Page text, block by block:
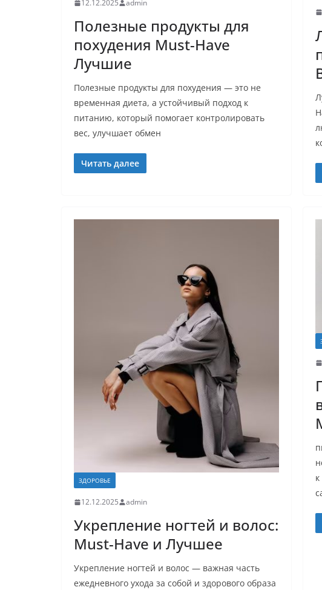
12.12.2025 admin
Полезные продукты для
похудения Must-Have
Лучшие
Полезные продукты для похудения — это не
временная диета, а устойчивый подход к
питанию, который помогает контролировать
вес, улучшает обмен
Читать далее
ЗДОРОВЬЕ
12.12.2025 admin
Укрепление ногтей и волос:
Must-Have и Лучшее
Укрепление ногтей и волос — важная часть
ежедневного ухода за собой и здорового образа